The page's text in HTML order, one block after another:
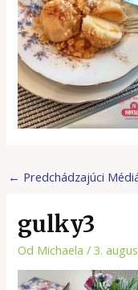
← Predchádzajúci
gulky3
Od Michaela/3.